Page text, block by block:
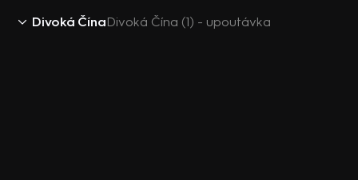
Divoká ČínaDivoká Čína (1) - upoutávka